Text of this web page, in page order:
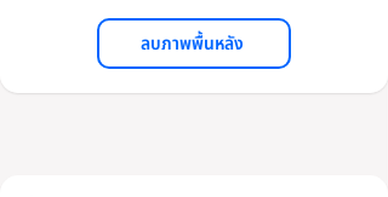
ลบภาพพื้นหลัง